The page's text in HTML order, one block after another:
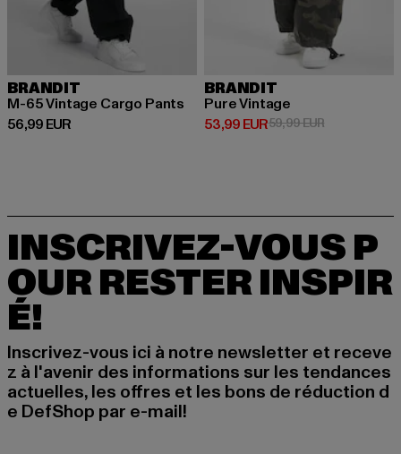
BRANDIT
M-65 Vintage Cargo Pants
56,99 EUR
Prix courant: 56,99 EUR
BRANDIT
Pure Vintage
53,99 EUR
Prix courant: 53,99 EUR
59,99 EURPrix en
INSCRIVEZ-VOUS P
OUR RESTER INSPIR
É!
Inscrivez-vous ici à notre newsletter et receve
z à l'avenir des informations sur les tendances
actuelles, les offres et les bons de réduction d
e DefShop par e-mail!